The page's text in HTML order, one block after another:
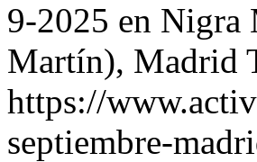
9-2025 en Nigra
Martín), Madrid
https://
septiembre-